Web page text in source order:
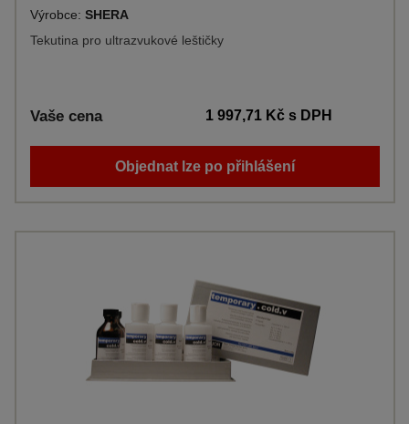
Výrobce: SHERA
Tekutina pro ultrazvukové leštičky
Vaše cena 1 997,71 Kčs DPH
Objednat lze po přihlášení